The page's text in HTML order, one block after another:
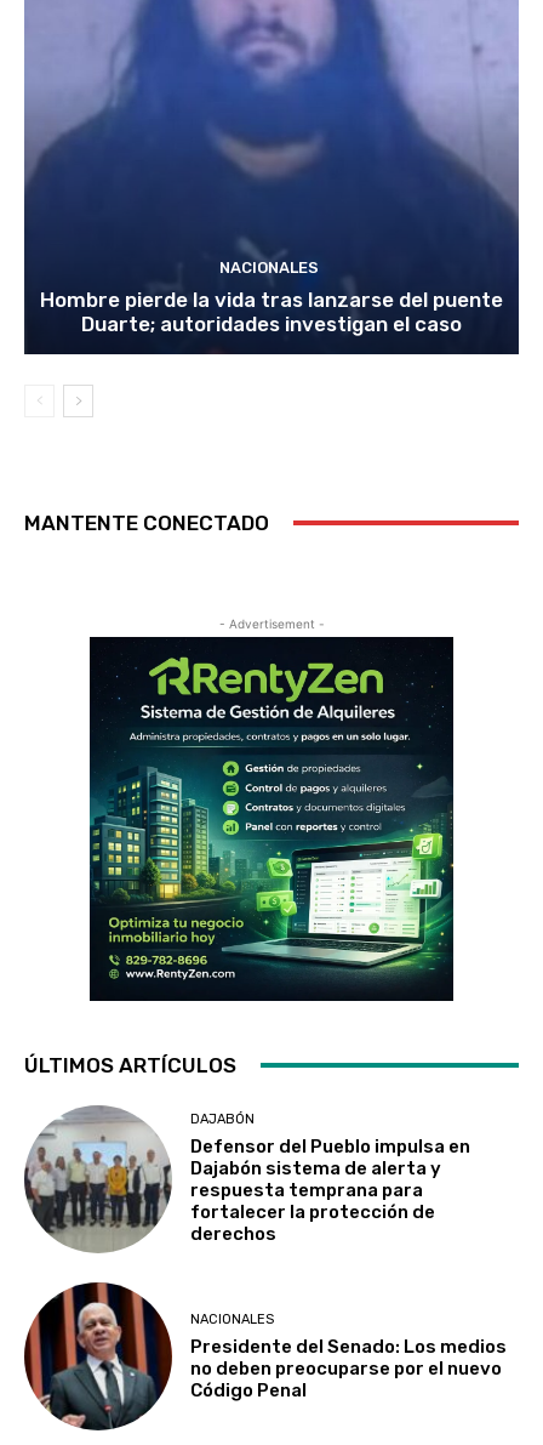
NACIONALES
Hombre pierde la vida tras lanzarse del puente
Duarte; autoridades investigan el caso
MANTENTE CONECTADO
- Advertisement -
ÚLTIMOS ARTÍCULOS
DAJABÓN
Defensor del Pueblo impulsa en
Dajabón sistema de alerta y
respuesta temprana para
fortalecer la protección de
derechos
NACIONALES
Presidente del Senado: Los medios
no deben preocuparse por el nuevo
Código Penal